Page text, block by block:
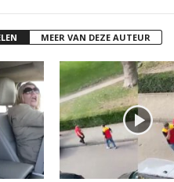
MEER VAN DEZE AUTEUR